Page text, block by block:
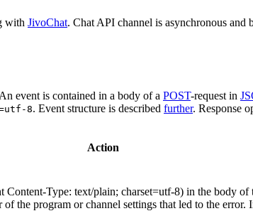
with JivoChat. Chat API channel is asynchronous and
event is contained in a body of a POST-request in
8. Event structure is described further. Response
Action
Type: text/plain; charset=utf-8) in the body of
the program or channel settings that led to the